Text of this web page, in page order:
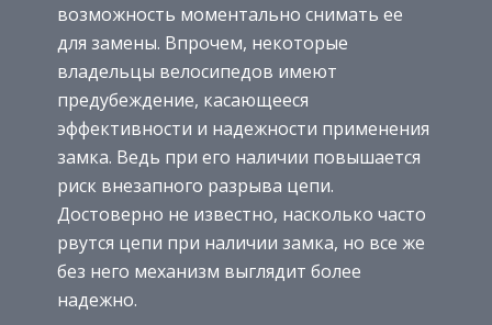
возможность моментально снимать ее
для замены. Впрочем, некоторые
владельцы велосипедов имеют
предубеждение, касающееся
эффективности и надежности применения
замка. Ведь при его наличии повышается
риск внезапного разрыва цепи.
Достоверно не известно, насколько часто
рвутся цепи при наличии замка, но все же
без него механизм выглядит более
надежно.